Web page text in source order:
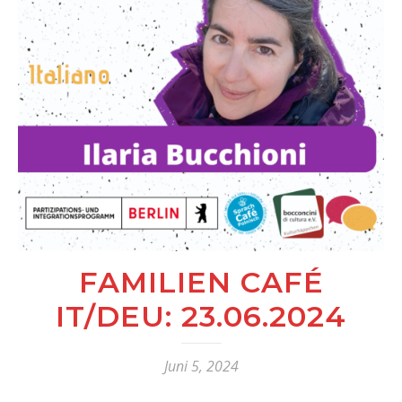
FAMILIEN CAFÉ
IT/DEU: 23.06.2024
Juni 5, 2024